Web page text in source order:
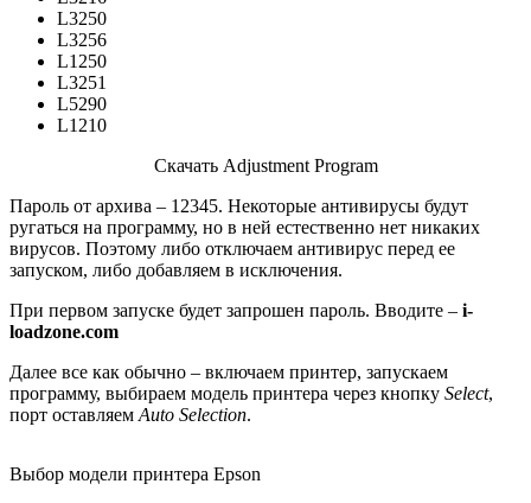
L3250
L3256
L1250
L3251
L5290
L1210
Скачать Adjustment Program
Пароль от архива – 12345. Некоторые антивирусы будут
ругаться на программу, но в ней естественно нет никаких
вирусов. Поэтому либо отключаем антивирус перед ее
запуском, либо добавляем в исключения.
При первом запуске будет запрошен пароль. Вводите – i-
loadzone.com
Далее все как обычно – включаем принтер, запускаем
программу, выбираем модель принтера через кнопку Select,
порт оставляем Auto Selection.
Выбор модели принтера Epson